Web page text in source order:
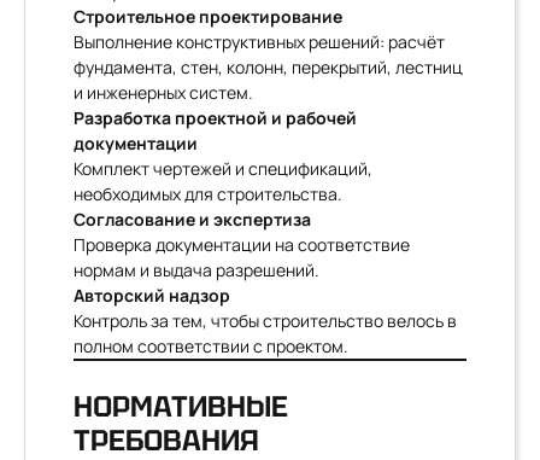
Строительное проектирование
Выполнение конструктивных решений: расчёт
фундамента, стен, колонн, перекрытий, лестниц
и инженерных систем.
Разработка проектной и рабочей
документации
Комплект чертежей и спецификаций,
необходимых для строительства.
Согласование и экспертиза
Проверка документации на соответствие
нормам и выдача разрешений.
Авторский надзор
Контроль за тем, чтобы строительство велось в
полном соответствии с проектом.
НОРМАТИВНЫЕ
ТРЕБОВАНИЯ